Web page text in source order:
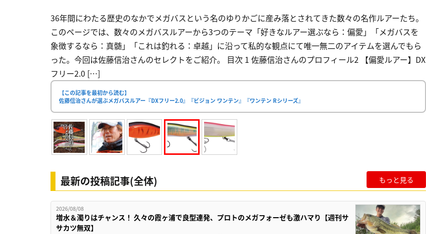
36年間にわたる歴史のなかでメガバスという名のゆりかごに産み落とされてきた数々の名作ルアーたち。
このページでは、数々のメガバスルアーから3つのテーマ「好きなルアー選ぶなら：偏愛」「メガバスを
象徴するなら：真髄」「これは釣れる：卓越」に沿って私的な観点にて唯一無二のアイテムを選んでもら
った。今回は佐藤信治さんのセレクトをご紹介。 目次 1 佐藤信治さんのプロフィール2 【偏愛ルアー】DX
フリー2.0 […]
【この記事を最初から読む】
佐藤信治さんが選ぶメガバスルアー『DXフリー2.0』『ビジョン ワンテン』『ワンテン Rシリーズ』
最新の投稿記事(全体) もっと見る
2026/08/08
増水＆濁りはチャンス！ 久々の霞ヶ浦で良型連発、プロトのメガフォーゼも激ハマり【週刊サ
サカツ無双】